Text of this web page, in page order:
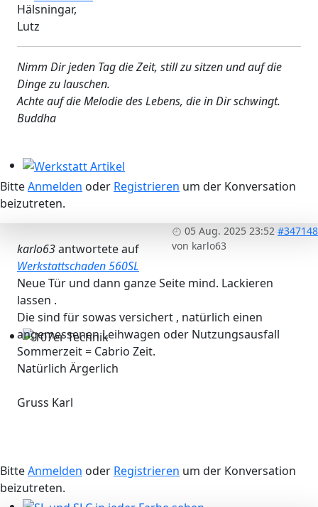
107-Zahlen
Werkstatt Artikel
107er Technik
Hälsningar,
Lutz
Nimm Dir jeden Tag die Zeit, still zu sitzen und auf die
Dinge zu lauschen.
Achte auf die Melodie des Lebens, die in Dir schwingt.
Buddha
BitteAnmelden oder Registrieren um der Konversation
beizutreten.
05 Aug. 2025 23:52 #347148
von karlo63
karlo63antwortete auf
Werkstattschaden 560SL
Neue Tür und dann ganze Seite mind. Lackieren
lassen .
Die sind für sowas versichert , natürlich einen
angemessenen Leihwagen oder Nutzungsausfall
Sommerzeit = Cabrio Zeit.
Natürlich Ärgerlich
Gruss Karl
BitteAnmelden oder Registrieren um der Konversation
beizutreten.